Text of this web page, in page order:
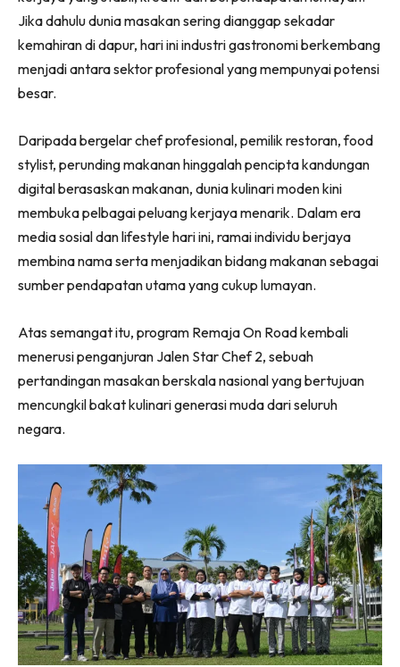
Jika dahulu dunia masakan sering dianggap sekadar
kemahiran di dapur, hari ini industri gastronomi berkembang
menjadi antara sektor profesional yang mempunyai potensi
besar.
Daripada bergelar chef profesional, pemilik restoran, food
stylist, perunding makanan hinggalah pencipta kandungan
digital berasaskan makanan, dunia kulinari moden kini
membuka pelbagai peluang kerjaya menarik. Dalam era
media sosial dan lifestyle hari ini, ramai individu berjaya
membina nama serta menjadikan bidang makanan sebagai
sumber pendapatan utama yang cukup lumayan.
Atas semangat itu, program Remaja On Road kembali
menerusi penganjuran Jalen Star Chef 2, sebuah
pertandingan masakan berskala nasional yang bertujuan
mencungkil bakat kulinari generasi muda dari seluruh
negara.